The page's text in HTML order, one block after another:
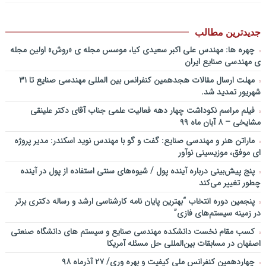
آینده پژوهی – برنامه خندوانه
سخنرانی دکتر دیواندری در خصوص آینده صنعت بانکداری / کنفرانس
ملی توسعه مدیریت پولی و بانکی
بهمن ماه ۹۲
جدیدترین مطالب
چهره ها: مهندس علی اکبر سعیدی کیا، موسس مجله ی «روش» اولین مجله
ی مهندسی صنایع ایران
مهلت ارسال مقالات هجدهمین کنفرانس بین المللی مهندسی صنایع تا ۳۱
شهریور تمدید شد.
فیلم مراسم نکوداشت چهار دهه فعالیت علمی جناب آقای دکتر علینقی
مشایخی – ۸ آبان ماه ۹۹
ماراتن هنر و مهندسی صنایع: گفت و گو با مهندس نوید اسکندر: مدیر پروژه
ای موفق، موزیسینی نوآور
پنج پیش‌بینی درباره آینده پول / شیوه‌های سنتی استفاده از پول در آینده
چطور تغییر می‌کند
پنجمین دورۀ انتخاب “بهترین پایان ­نامه کارشناسی­ ارشد و رساله دکتری برتر
در زمینه سیستم‌های فازی”
کسب مقام نخست دانشکده مهندسی صنایع و سیستم های دانشگاه صنعتی
اصفهان در مسابقات بین‌المللی حل مسئله آمریکا
چهاردهمین کنفرانس ملی کیفیت و بهره وری/ ۲۷ آذرماه ۹۸